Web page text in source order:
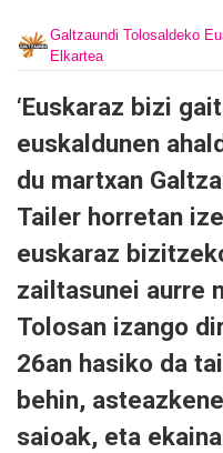
Galtzaundi Tolosaldeko
Elkartea
‘Euskaraz bizi
euskaldunen
du martxan
Tailer horretan
euskaraz
zailtasunei aurre
Tolosan izango
26an hasiko da
behin,
saioak, eta